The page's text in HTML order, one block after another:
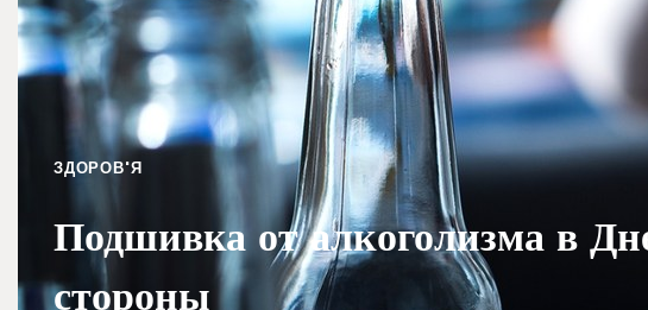
ЗДОРОВ'Я
Подшивка от алкоголизма в
стороны